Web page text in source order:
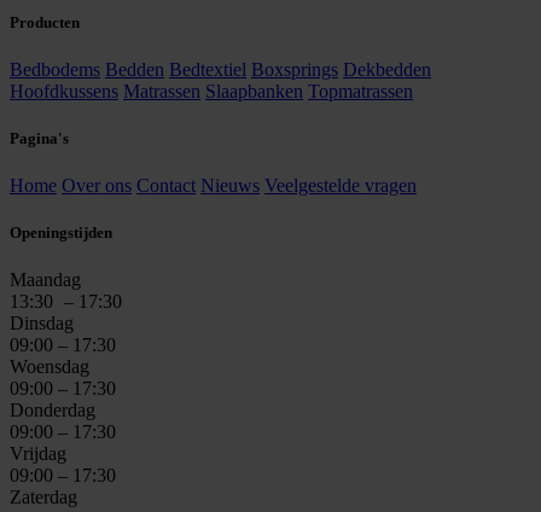
Producten
Bedbodems Bedden Bedtextiel Boxsprings Dekbedden
Hoofdkussens Matrassen Slaapbanken Topmatrassen
Pagina's
Home Over ons Contact Nieuws Veelgestelde vragen
Openingstijden
Maandag
13:30 – 17:30
Dinsdag
09:00 – 17:30
Woensdag
09:00 – 17:30
Donderdag
09:00 – 17:30
Vrijdag
09:00 – 17:30
Zaterdag